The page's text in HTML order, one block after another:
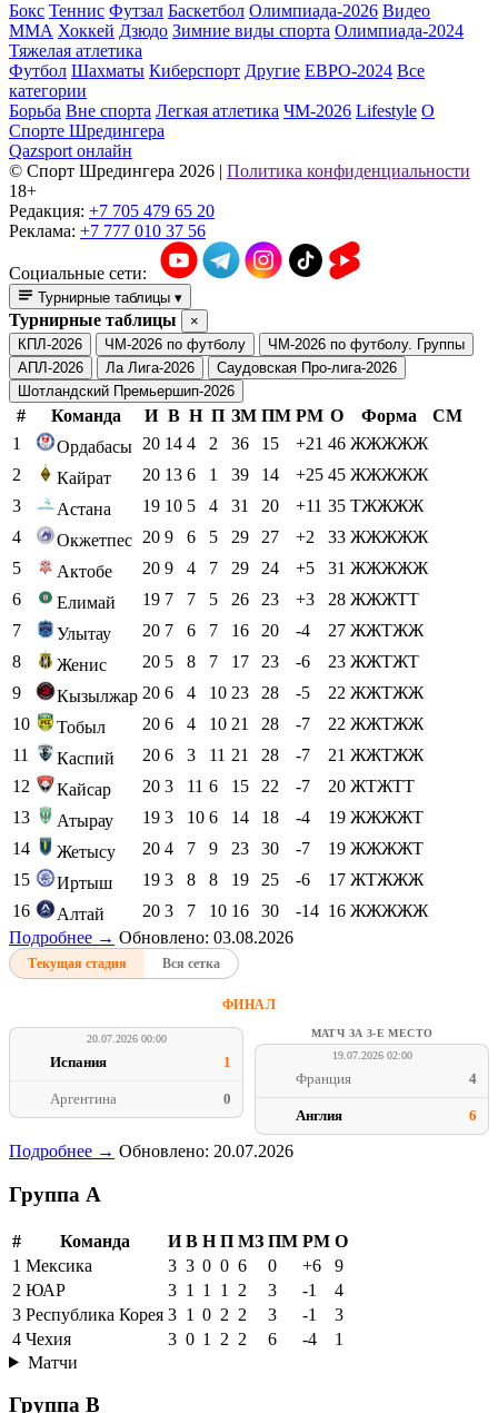
Бокс Теннис Футзал Баскетбол Олимпиада-2026 Видео
ММА Хоккей Дзюдо Зимние виды спорта Олимпиада-2024
Тяжелая атлетика
Футбол Шахматы Киберспорт Другие ЕВРО-2024 Все
категории
Борьба Вне спорта Легкая атлетика ЧМ-2026 Lifestyle О
Спорте Шредингера
Qazsport онлайн
© Cпорт Шредингера 2026 | Политика конфиденциальности
18+
Редакция: +7 705 479 65 20
Реклама: +7 777 010 37 56
Социальные сети:
Турнирные таблицы ▾
Турнирные таблицы
×
КПЛ-2026
ЧМ-2026 по футболу
ЧМ-2026 по футболу. Группы
АПЛ-2026
Ла Лига-2026
Саудовская Про-лига-2026
Шотландский Премьершип-2026
# Команда И В Н П ЗМ ПМ РМ О Форма
СМ
1
Ордабасы 20 14 4 2 36 15 +21 46 ЖЖЖЖЖ
2
Кайрат 20 13 6 1 39 14 +25 45 ЖЖЖЖЖ
3
Астана 19 10 5 4 31 20 +11 35 ТЖЖЖЖ
4
Окжетпес 20 9 6 5 29 27 +2 33 ЖЖЖЖЖ
5
Актобе 20 9 4 7 29 24 +5 31 ЖЖЖЖЖ
6
Елимай 19 7 7 5 26 23 +3 28 ЖЖЖТТ
7
Улытау 20 7 6 7 16 20 -4 27 ЖЖТЖЖ
8
Женис 20 5 8 7 17 23 -6 23 ЖЖТЖТ
9
Кызылжар 20 6 4 10 23 28 -5 22 ЖЖТЖЖ
10
Тобыл 20 6 4 10 21 28 -7 22 ЖЖТЖЖ
11
Каспий 20 6 3 11 21 28 -7 21 ЖЖТЖЖ
12
Кайсар 20 3 11 6 15 22 -7 20 ЖТЖТТ
13
Атырау 19 3 10 6 14 18 -4 19 ЖЖЖЖТ
14
Жетысу 20 4 7 9 23 30 -7 19 ЖЖЖЖТ
15
Иртыш 19 3 8 8 19 25 -6 17 ЖТЖЖЖ
16
Алтай 20 3 7 10 16 30 -14 16 ЖЖЖЖЖ
Подробнее → Обновлено: 03.08.2026
Текущая стадия Вся сетка
ФИНАЛ
20.07.2026 00:00
Испания 1
Аргентина 0
МАТЧ ЗА 3-Е МЕСТО
19.07.2026 02:00
Франция 4
Англия 6
Подробнее → Обновлено: 20.07.2026
Группа A
# Команда И В Н П МЗ ПМ РМ О
1 Мексика 3 3 0 0 6 0 +6
9
2 ЮАР 3 1 1 1 2 3 -1
4
3 Республика Корея 3 1 0 2 2 3 -1
3
4 Чехия 3 0 1 2 2 6 -4
1
Матчи
Группа B